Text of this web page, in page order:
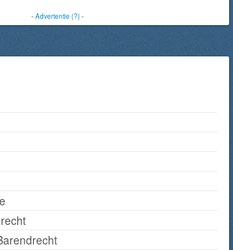
-Advertentie (?)-